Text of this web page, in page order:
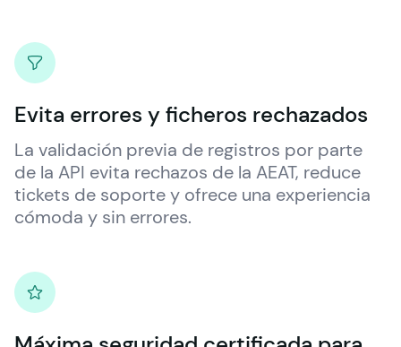
Evita errores y ficheros rechazados
La validación previa de registros por parte
de la API evita rechazos de la AEAT, reduce
tickets de soporte y ofrece una experiencia
cómoda y sin errores.